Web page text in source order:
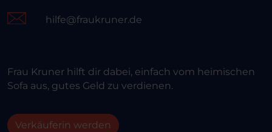
hilfe@fraukruner.de
Frau Kruner hilft dir dabei, einfach vom heimischen
Sofa aus, gutes Geld zu verdienen.
Verkäuferin werden